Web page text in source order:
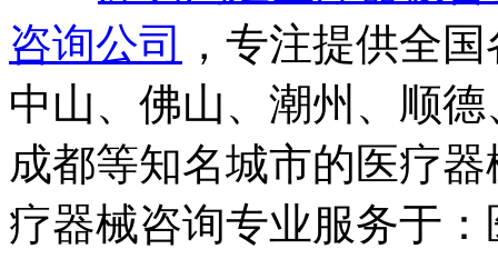
咨询公司
，专注提供全
中山、佛山、潮州、顺
成都等知名城市的医疗
疗器械咨询专业服务于